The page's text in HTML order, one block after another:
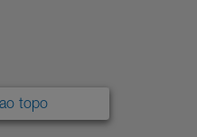
topo